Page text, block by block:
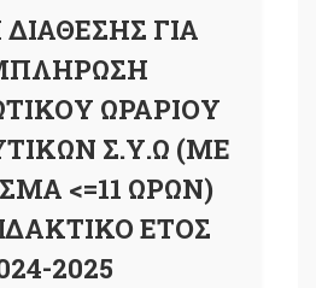
ΓΙΑ
ΩΡΑΡΙΟΥ
Σ.Υ.Ω (ΜΕ
<=11 ΩΡΩΝ)
ΕΤΟΣ
2025